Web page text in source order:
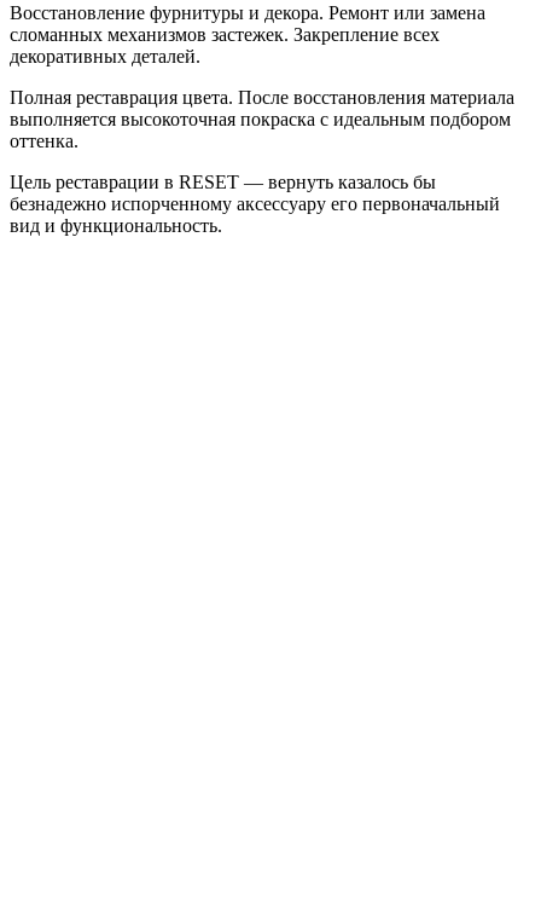
Восстановление фурнитуры и декора. Ремонт или замена
сломанных механизмов застежек. Закрепление всех
декоративных деталей.
Полная реставрация цвета. После восстановления материала
выполняется высокоточная покраска с идеальным подбором
оттенка.
Цель реставрации в RESET — вернуть казалось бы
безнадежно испорченному аксессуару его первоначальный
вид и функциональность.